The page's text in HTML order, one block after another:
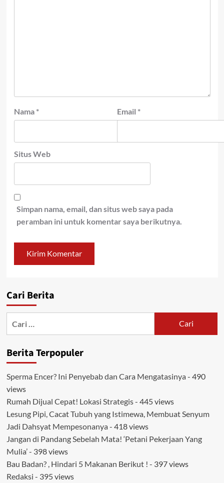
Nama * Email *
Situs Web
Simpan nama, email, dan situs web saya pada
peramban ini untuk komentar saya berikutnya.
Cari Berita
Berita Terpopuler
Sperma Encer? Ini Penyebab dan Cara Mengatasinya - 490
views
Rumah Dijual Cepat! Lokasi Strategis- 445 views
Lesung Pipi, Cacat Tubuh yang Istimewa, Membuat Senyum
Jadi Dahsyat Mempesonanya - 418 views
Jangan di Pandang Sebelah Mata! ‘Petani Pekerjaan Yang
Mulia’- 398 views
Bau Badan? , Hindari 5 Makanan Berikut ! - 397 views
Redaksi - 395 views